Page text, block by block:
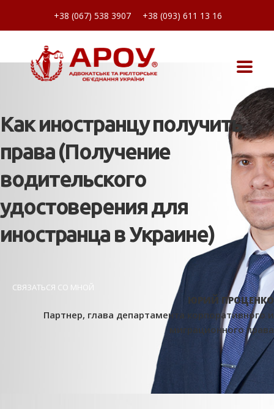
+38 (067) 538 3907 +38 (093) 611 13 16
Как иностранцу получить
права (Получение
водительского
удостоверения для
иностранца в Украине)
СВЯЗАТЬСЯ СО МНОЙ
ЮРИЙ ПРОЦЕНКО
Партнер, глава департамента корпоративного и
миграционного права